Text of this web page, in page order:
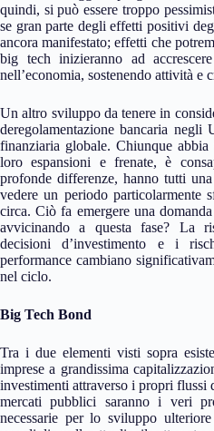
quindi, si può essere troppo
se gran parte degli effetti positivi
ancora manifestato; effetti che
big tech inizieranno ad
nell’economia, sostenendo attività e
Un altro sviluppo da tenere in
deregolamentazione bancaria negli
finanziaria globale. Chiunque
loro espansioni e frenate, è
profonde differenze, hanno tutti
vedere un periodo particolarmente
circa. Ciò fa emergere una
avvicinando a questa fase? La
decisioni d’investimento e i
performance cambiano
nel ciclo.
Big Tech Bond
Tra i due elementi visti sopra
imprese a grandissima
investimenti attraverso i propri flussi
mercati pubblici saranno i veri
necessarie per lo sviluppo